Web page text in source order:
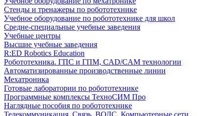
Стенды и тренажеры по робототехнике
Учебное оборудование по робототехнике для школ
Средне-специальные учебные заведения
Учебные центры
Высшие учебные заведения
R:ED Robotics Education
Робототехника. ГПС и ГПМ, CAD/CAM технологии
Автоматизированные производственные линии
Мехатроника
Готовые лаборатории по робототехнике
Программные комплексы ТехноСИМ Про
Наглядные пособия по робототехнике
Телекоммуникация. Связь. ВОЛС. Компьютерные сети.